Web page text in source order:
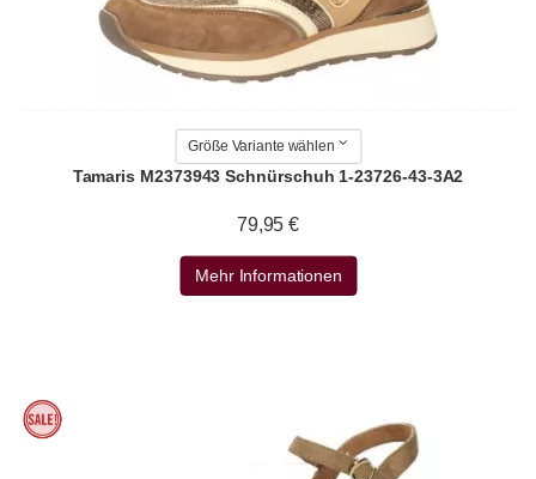
Größe Variante wählen
Tamaris M2373943 Schnürschuh 1-23726-43-3A2
79,95 €
Mehr Informationen